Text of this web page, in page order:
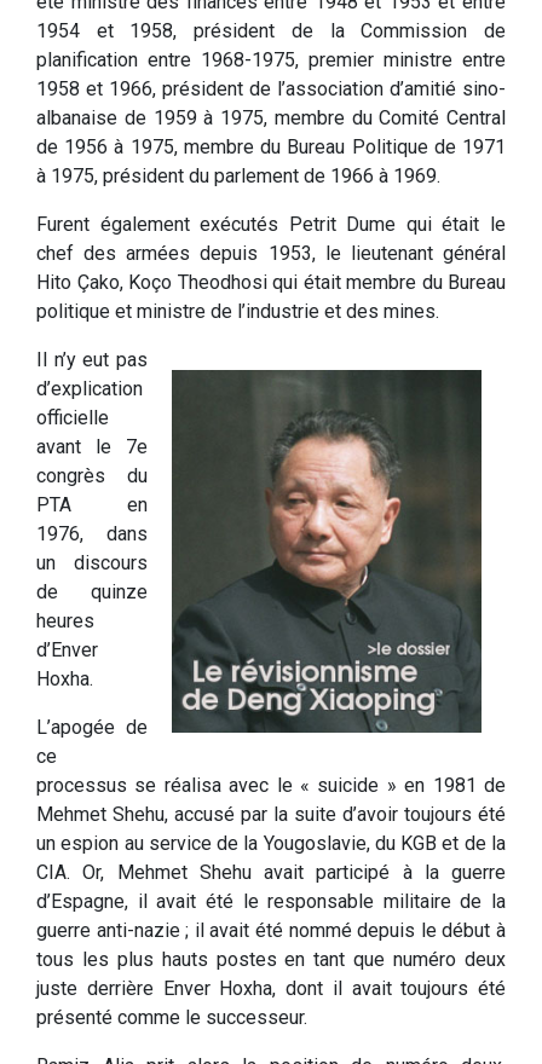
1954 et 1958, président de la Commission de
planification entre 1968-1975, premier ministre entre
1958 et 1966, président de l’association d’amitié sino-
albanaise de 1959 à 1975, membre du Comité Central
de 1956 à 1975, membre du Bureau Politique de 1971
à 1975, président du parlement de 1966 à 1969.
Furent également exécutés Petrit Dume qui était le
chef des armées depuis 1953, le lieutenant général
Hito Çako, Koço Theodhosi qui était membre du Bureau
politique et ministre de l’industrie et des mines.
Il n’y eut pas
d’explication
officielle
avant le 7e
congrès du
PTA en
1976, dans
un discours
de quinze
heures
d’Enver
Hoxha.
L’apogée de
ce
processus se réalisa avec le « suicide » en 1981 de
Mehmet Shehu, accusé par la suite d’avoir toujours été
un espion au service de la Yougoslavie, du KGB et de la
CIA. Or, Mehmet Shehu avait participé à la guerre
d’Espagne, il avait été le responsable militaire de la
guerre anti-nazie ; il avait été nommé depuis le début à
tous les plus hauts postes en tant que numéro deux
juste derrière Enver Hoxha, dont il avait toujours été
présenté comme le successeur.